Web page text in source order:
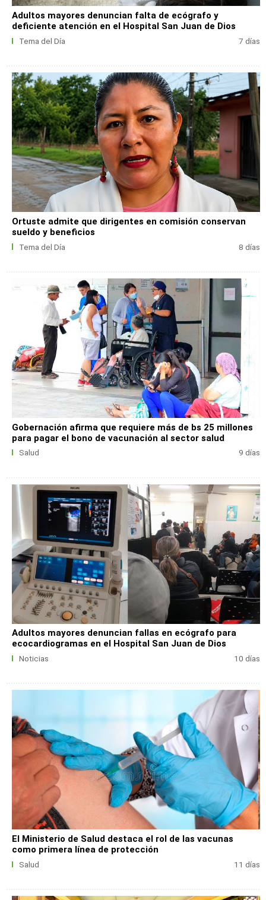
Adultos mayores denuncian falta de ecógrafo y
deficiente atención en el Hospital San Juan de Dios
Tema del Día 7 días
Ortuste admite que dirigentes en comisión conservan
sueldo y beneficios
Tema del Día 8 días
Gobernación afirma que requiere más de bs 25 millones
para pagar el bono de vacunación al sector salud
Salud 9 días
Adultos mayores denuncian fallas en ecógrafo para
ecocardiogramas en el Hospital San Juan de Dios
Noticias 10 días
El Ministerio de Salud destaca el rol de las vacunas
como primera línea de protección
Salud 11 días